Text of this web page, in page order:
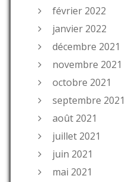
février 2022
janvier 2022
décembre 2021
novembre 2021
octobre 2021
septembre 2021
août 2021
juillet 2021
juin 2021
mai 2021